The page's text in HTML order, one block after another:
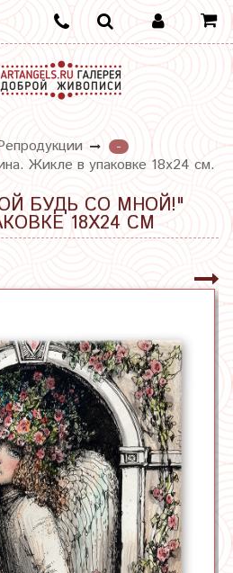
-
Жикле в упаковке 18х24 см.
БУДЬ СО МНОЙ!"
18Х24 СМ